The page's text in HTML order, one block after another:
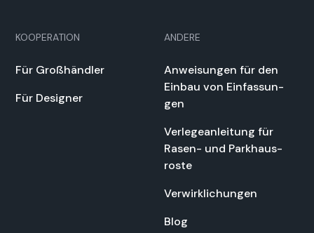
KOOPERATION
Für Großhändler
Für Design­er
ANDERE
Anweisun­gen für den
Ein­bau von Ein­fas­sun­
gen
Ver­legean­leitung für
Rasen- und Parkhaus­
roste
Ver­wirk­lichun­gen
Blog